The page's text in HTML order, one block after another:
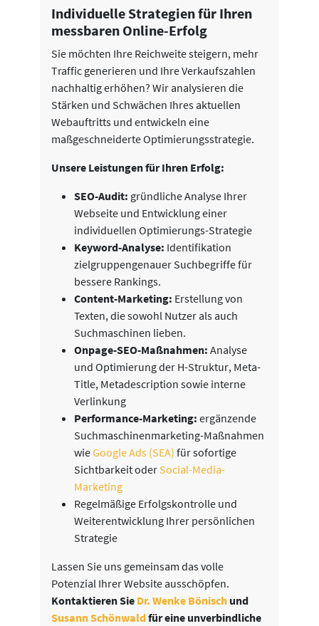
Individuelle Strategien für Ihren
messbaren Online-Erfolg
Sie möchten Ihre Reichweite steigern, mehr
Traffic generieren und Ihre Verkaufszahlen
nachhaltig erhöhen? Wir analysieren die
Stärken und Schwächen Ihres aktuellen
Webauftritts und entwickeln eine
maßgeschneiderte Optimierungsstrategie.
Unsere Leistungen für Ihren Erfolg:
SEO-Audit: gründliche Analyse Ihrer
Webseite und Entwicklung einer
individuellen Optimierungs-Strategie
Keyword-Analyse: Identifikation
zielgruppengenauer Suchbegriffe für
bessere Rankings.
Content-Marketing: Erstellung von
Texten, die sowohl Nutzer als auch
Suchmaschinen lieben.
Onpage-SEO-Maßnahmen: Analyse
und Optimierung der H-Struktur, Meta-
Title, Metadescription sowie interne
Verlinkung
Performance-Marketing: ergänzende
Suchmaschinenmarketing-Maßnahmen
wieGoogle Ads (SEA) für sofortige
Sichtbarkeit oder Social-Media-
Marketing
Regelmäßige Erfolgskontrolle und
Weiterentwicklung Ihrer persönlichen
Strategie
Lassen Sie uns gemeinsam das volle
Potenzial Ihrer Website ausschöpfen.
Kontaktieren Sie Dr. Wenke Bönisch und
Susann Schönwaldfür eine unverbindliche